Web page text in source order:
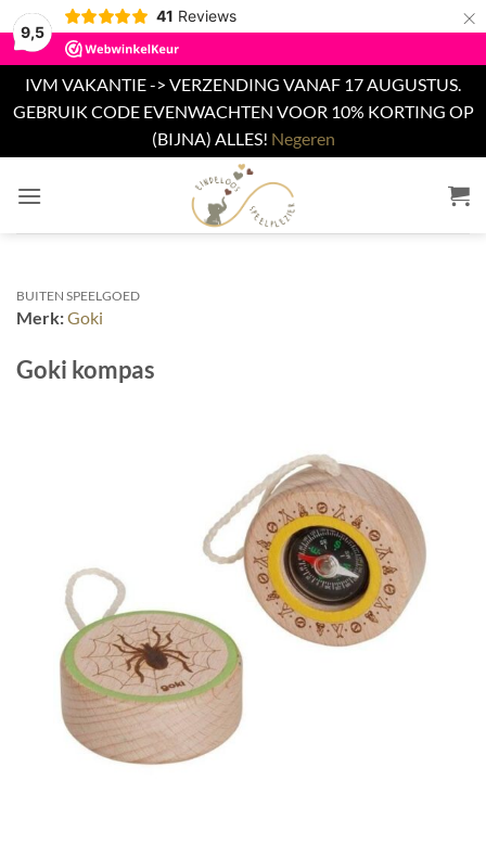
9,5
41 Reviews ×
IVM VAKANTIE -> VERZENDING VANAF 17 AUGUSTUS.
GEBRUIK CODE EVENWACHTEN VOOR 10% KORTING OP
(BIJNA) ALLES! Negeren
naar
BUITEN SPEELGOED
Merk:Goki
Goki kompas